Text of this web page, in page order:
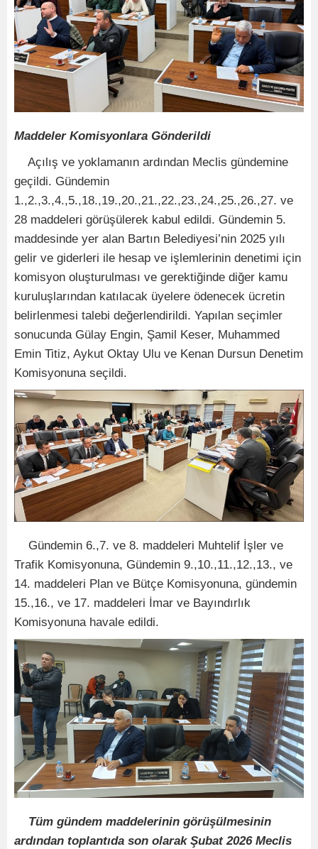
Maddeler Komisyonlara Gönderildi
Açılış ve yoklamanın ardından Meclis gündemine
geçildi. Gündemin
1.,2.,3.,4.,5.,18.,19.,20.,21.,22.,23.,24.,25.,26.,27. ve
28 maddeleri görüşülerek kabul edildi. Gündemin 5.
maddesinde yer alan Bartın Belediyesi’nin 2025 yılı
gelir ve giderleri ile hesap ve işlemlerinin denetimi için
komisyon oluşturulması ve gerektiğinde diğer kamu
kuruluşlarından katılacak üyelere ödenecek ücretin
belirlenmesi talebi değerlendirildi. Yapılan seçimler
sonucunda Gülay Engin, Şamil Keser, Muhammed
Emin Titiz, Aykut Oktay Ulu ve Kenan Dursun Denetim
Komisyonuna seçildi.
Gündemin 6.,7. ve 8. maddeleri Muhtelif İşler ve
Trafik Komisyonuna, Gündemin 9.,10.,11.,12.,13., ve
14. maddeleri Plan ve Bütçe Komisyonuna, gündemin
15.,16., ve 17. maddeleri İmar ve Bayındırlık
Komisyonuna havale edildi.
Tüm gündem maddelerinin görüşülmesinin
ardından toplantıda son olarak Şubat 2026 Meclis